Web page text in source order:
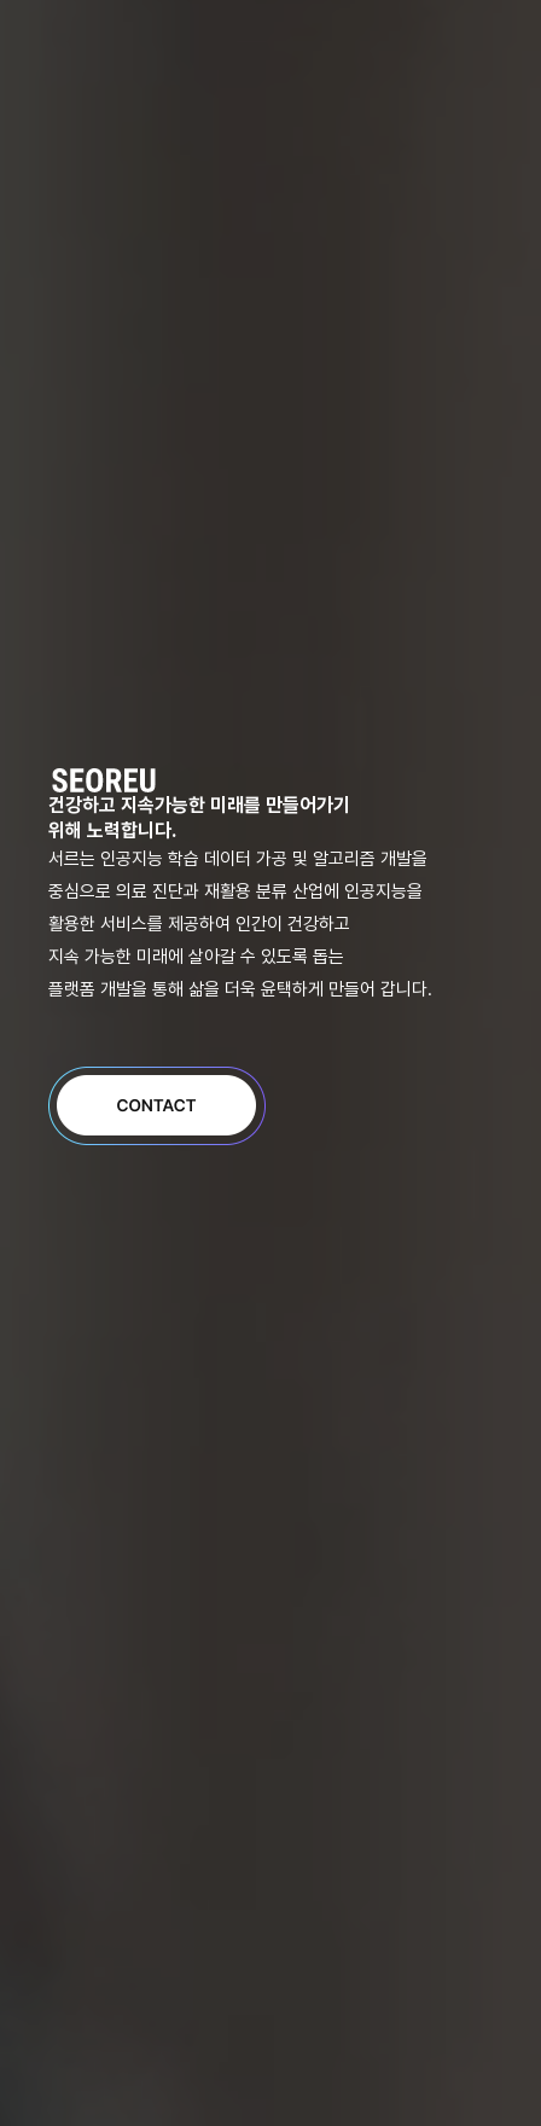
건강하고 지속가능한 미래를 만들어가기
위해 노력합니다.
서르는 인공지능 학습 데이터 가공 및 알고리즘 개발을
중심으로 의료 진단과 재활용 분류 산업에 인공지능을
활용한 서비스를 제공하여 인간이 건강하고
지속 가능한 미래에 살아갈 수 있도록 돕는